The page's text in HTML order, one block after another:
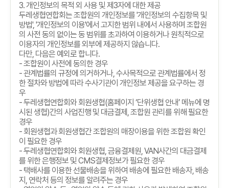
3.개인정보의 목적 외 사용 및 제3자에 대한 제공
두레생협연합회는 조합원의 개인정보를'개인정보의 수집항목 및
방법', '개인정보의 이용'에서 고지한 범위 내에서 사용하며 조합원
의 사전 동의 없이는 동 범위를 초과하여 이용하거나 원칙적으로
이용자의 개인정보를 외부에 제공하지 않습니다.
다만, 다음은 예외로 합니다.
-조합원이 사전에 동의한 경우
-관계법률의 규정에 의거하거나,수사목적으로 관계법률에서 정
한 절차와 방법에 따라 수사기관이 개인정보 제공을 요구하는 경
우
-두레생협연합회와 회원생협(홈페이지 ‘단위생협 안내’ 메뉴에 명
시된 생협)간의 사업진행 및 대금결제 ,조합원 관리를 위해 필요한
경우
- 회원생협과 회원생협간 조합원의 매장이용을 위한 조합원 확인
이 필요한 경우
-두레생협연합회와 회원생협,금융결제원, VAN사간의 대금결제
를 위한 은행정보 및CMS결제정보가 필요한 경우
- 택배사를 이용한 선물배송을 위하여 배송에 필요한 배송자, 배송
지 , 연락처 등의 정보를 알려주는 경우